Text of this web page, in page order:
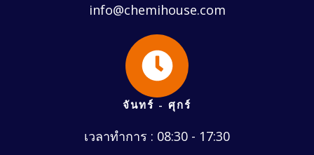
info@chemihouse.com
จันทร์ - ศุกร์
เวลาทำการ : 08:30 - 17:30